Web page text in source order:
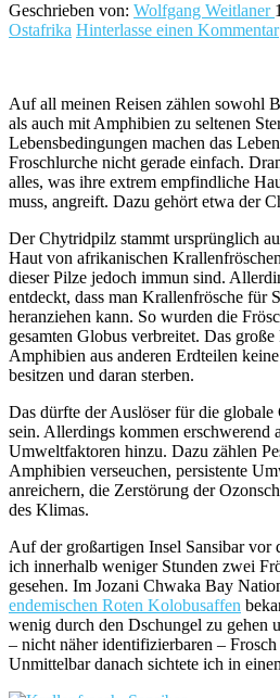
Geschrieben von: Wolfgang Weitlaner
Ostafrika Hinterlasse einen Kommentar
Auf all meinen Reisen zählen sowohl
als auch mit Amphibien zu seltenen
Lebensbedingungen machen das
Froschlurche nicht gerade einfach.
alles, was ihre extrem empfindliche
muss, angreift. Dazu gehört etwa der
Der Chytridpilz stammt ursprünglich
Haut von afrikanischen
dieser Pilze jedoch immun sind.
entdeckt, dass man Krallenfrösche für
heranziehen kann. So wurden die
gesamten Globus verbreitet. Das
Amphibien aus anderen Erdteilen
besitzen und daran sterben.
Das dürfte der Auslöser für die
sein. Allerdings kommen erschwerend
Umweltfaktoren hinzu. Dazu zählen
Amphibien verseuchen, persistente
anreichern, die Zerstörung der
des Klimas.
Auf der großartigen Insel Sansibar vor
ich innerhalb weniger Stunden zwei
gesehen. Im Jozani Chwaka Bay
endemischen Roten Kolobusaffen
wenig durch den Dschungel zu gehen
– nicht näher identifizierbaren –
Unmittelbar danach sichtete ich in